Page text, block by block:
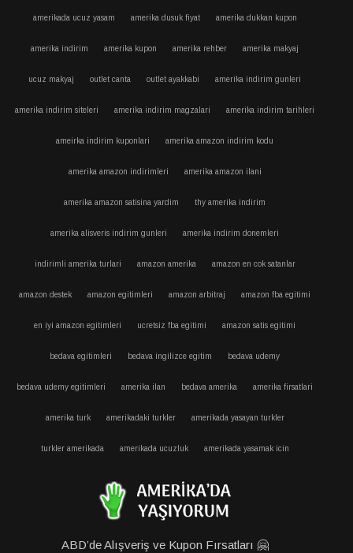
amerikada ucuz yasam amerika dusuk fiyat amerika dukkan kupon
amerika indirim amerika kupon amerika rehber amerika makyaj
ucuz makyaj outlet canta outlet ayakkabi amerika indirim gunleri
amerika indirim siteleri amerika indirim magzalari amerika indirim tarihleri
ameirka indirim kuponlari amerika amazon indirim kodu
amerika amazon indirimleri amerika amazon ilani
amerika amazon satisina yardim thy amerika indirim
amerika alisveris indirim gunleri amerika indirim donemleri
indirimli amerika turlari amazon amerika amazon en cok satanlar
amazon destek amazon egitimleri amazon arbitraj amazon fba egitimi
en iyi amazon egitimleri ucretsiz fba egitimi amazon satis egitimi
bedava egitimleri bedava ingilizce egitim bedava udemy
bedava udemy egitimleri amerika ilan bedava amerika amerika firsatlari
amerika turk amerikadaki turkler amerikada yasayan turkler
turkler amerikada amerikada ucuzluk amerikada yasamak icin
ABD’de Alışveriş ve Kupon Fırsatları 🤗